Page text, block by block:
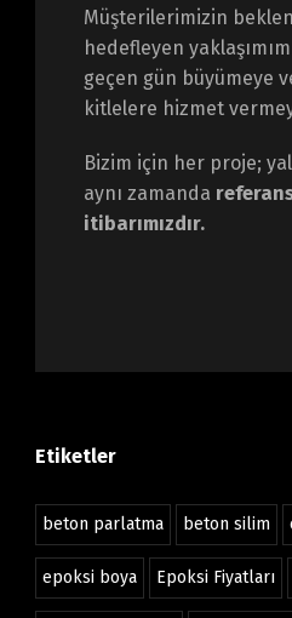
Müşterilerimizin
hedefleyen
geçen gün büyümeye
kitlelere hizmet
Bizim için her proje;
aynı zamanda
itibarımızdır.
Etiketler
beton parlatma beton silim
epoksi boya Epoksi Fiyatları